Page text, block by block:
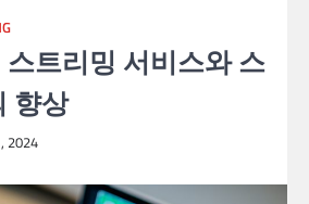
트리밍 서비스와 스
향상
2024